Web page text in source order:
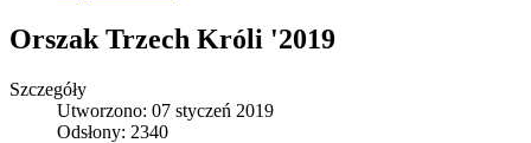
Orszak Trzech Króli '2019
Szczegóły
Utworzono: 07 styczeń 2019
Odsłony: 2340